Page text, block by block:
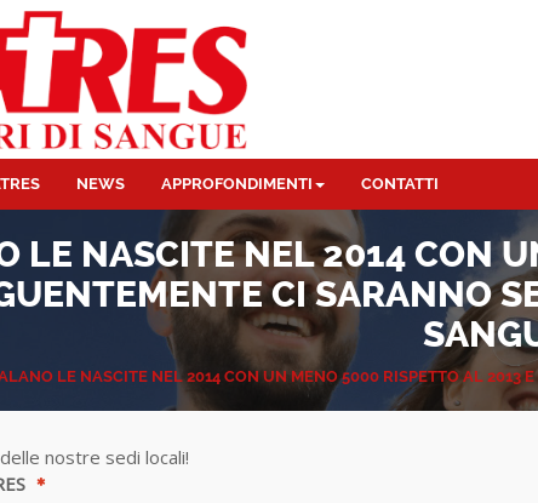
NEWS APPROFONDIMENTI CONTATTI
LE NASCITE NEL 2014 CON
CI SARANNO
LE NASCITE NEL 2014 CON UN MENO 5000 RISPETTO AL 2013
nostre sedi locali!